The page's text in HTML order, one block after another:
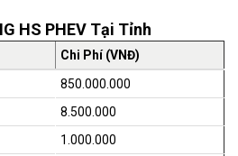
HS PHEV Tại Tỉnh
Chi Phí (VNĐ)
850.000.000
8.500.000
1.000.000